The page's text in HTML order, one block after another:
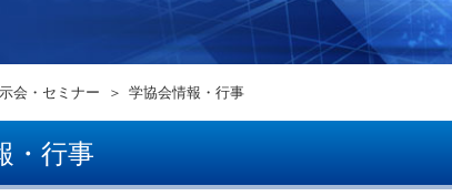
会・セミナー 学協会情報・行事
・行事